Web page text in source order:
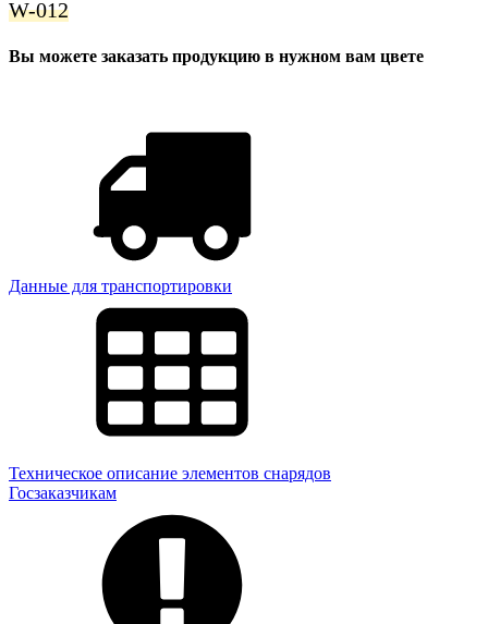
W-012
Вы можете заказать продукцию в нужном вам цвете
Данные для транспортировки
Техническое описание элементов снарядов
Госзаказчикам